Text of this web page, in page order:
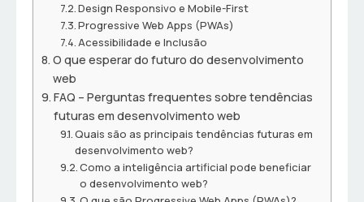
Design Responsivo e Mobile-First
Progressive Web Apps (PWAs)
Acessibilidade e Inclusão
O que esperar do futuro do desenvolvimento
web
FAQ – Perguntas frequentes sobre tendências
futuras em desenvolvimento web
Quais são as principais tendências futuras em
desenvolvimento web?
Como a inteligência artificial pode beneficiar
o desenvolvimento web?